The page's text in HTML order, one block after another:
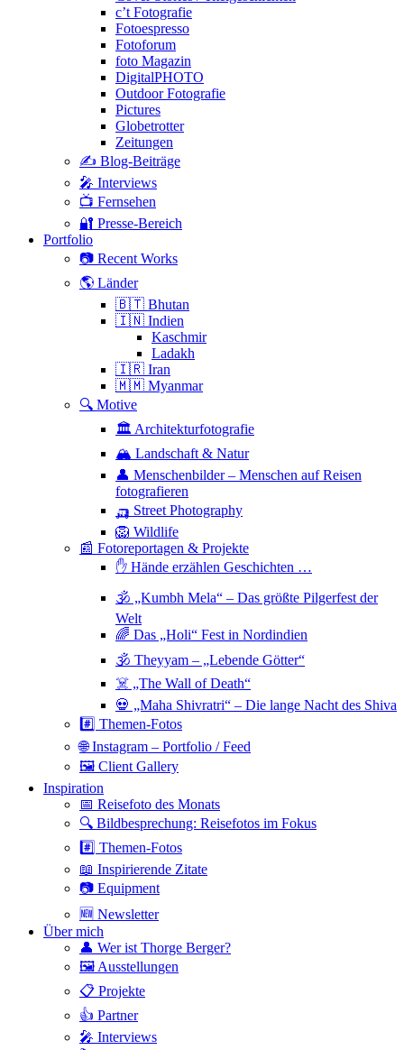
c’t Fotografie
Fotoespresso
Fotoforum
foto Magazin
DigitalPHOTO
Outdoor Fotografie
Pictures
Globetrotter
Zeitungen
✍️ Blog-Beiträge
🎤 Interviews
📺 Fernsehen
🔐 Presse-Bereich
Portfolio
📷 Recent Works
🌎 Länder
🇧🇹 Bhutan
🇮🇳 Indien
Kaschmir
Ladakh
🇮🇷 Iran
🇲🇲 Myanmar
🔍 Motive
🏛 Architekturfotografie
🏔 Landschaft & Natur
👤 Menschenbilder – Menschen auf Reisen
fotografieren
🛺 Street Photography
🦁 Wildlife
📰 Fotoreportagen & Projekte
✋ Hände erzählen Geschichten …
🕉 „Kumbh Mela“ – Das größte Pilgerfest der
Welt
🌈 Das „Holi“ Fest in Nordindien
🕉 Theyyam – „Lebende Götter“
☠️ „The Wall of Death“
💀 „Maha Shivratri“ – Die lange Nacht des Shiva
#️⃣ Themen-Fotos
🌐 Instagram – Portfolio / Feed
🖼 Client Gallery
Inspiration
📅 Reisefoto des Monats
🔍 Bildbesprechung: Reisefotos im Fokus
#️⃣ Themen-Fotos
📖 Inspirierende Zitate
📷 Equipment
🆕 Newsletter
Über mich
👤 Wer ist Thorge Berger?
🖼 Ausstellungen
📋 Projekte
👍 Partner
🎤 Interviews